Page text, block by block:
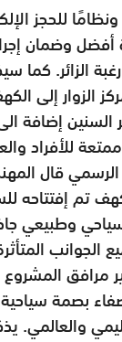
للحجز
وضمان
الزائر. كما
الزوار إلى
إضافة
للأفراد
الرسمي قال
تم إفتتاحه
موقع سياحي
مرافق
بصمة
والعالمي.